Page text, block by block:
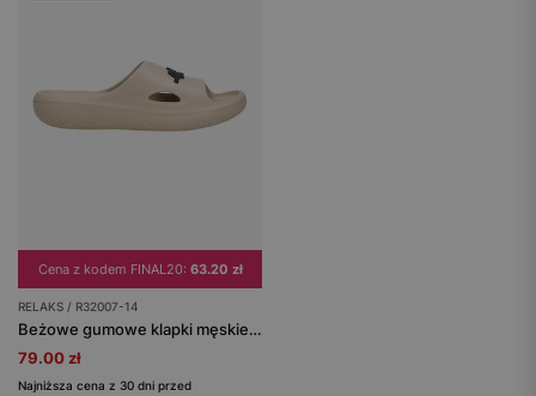
Cena z kodem FINAL20: 63.20 zł
RELAKS / R32007-14
Beżowe gumowe klapki męskie RELAKS z czarnym logo
79.00 zł
Najniższa cena z 30 dni przed